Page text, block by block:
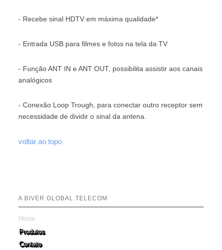
- Recebe sinal HDTV em máxima qualidade*
- Entrada USB para filmes e fotos na tela da TV
- Função ANT IN e ANT OUT, possibilita assistir aos canais
analógicos
- Conexão Loop Trough, para conectar outro receptor sem
necessidade de dividir o sinal da antena.
voltar ao topo
A BIVER GLOBAL TELECOM
Home
Produtos
Contato